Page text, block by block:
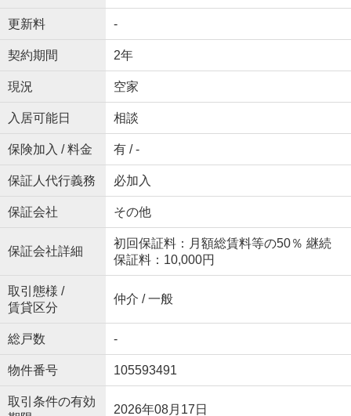
更新料 -
契約期間 2年
現況 空家
入居可能日 相談
保険加入 / 料金 有 / -
保証人代行義務 必加入
保証会社 その他
保証会社詳細
初回保証料：月額総賃料等の50％ 継続
保証料：10,000円
取引態様 /
賃貸区分
仲介 / 一般
総戸数 -
物件番号 105593491
取引条件の有効
2026年08月17日